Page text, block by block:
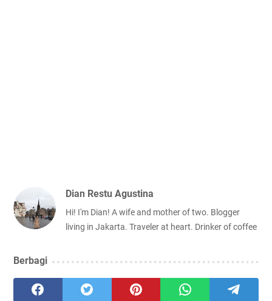
Dian Restu Agustina
Hi! I'm Dian! A wife and mother of two. Blogger
living in Jakarta. Traveler at heart. Drinker of coffee
Berbagi